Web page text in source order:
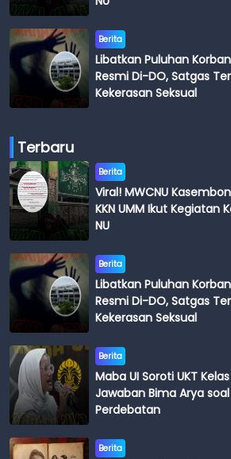
Berita
Libatkan Puluhan
Resmi Di-DO, Satgas
Kekerasan Seksual
Terbaru
Berita
Viral! MWCNU
KKN UMM Ikut Kegiatan
NU
Berita
Libatkan Puluhan
Resmi Di-DO, Satgas
Kekerasan Seksual
Berita
Maba UI Soroti UKT
Jawaban Bima Arya
Perdebatan
Berita